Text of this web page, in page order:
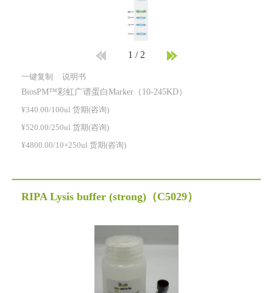
1 /2
一键复制 说明书
BiosPM™彩虹广谱蛋白Marker（10-245KD）
¥340.00/100ul 货期(咨询)
¥520.00/250ul 货期(咨询)
¥4800.00/10×250ul 货期(咨询)
RIPA Lysis buffer (strong) （C5029）